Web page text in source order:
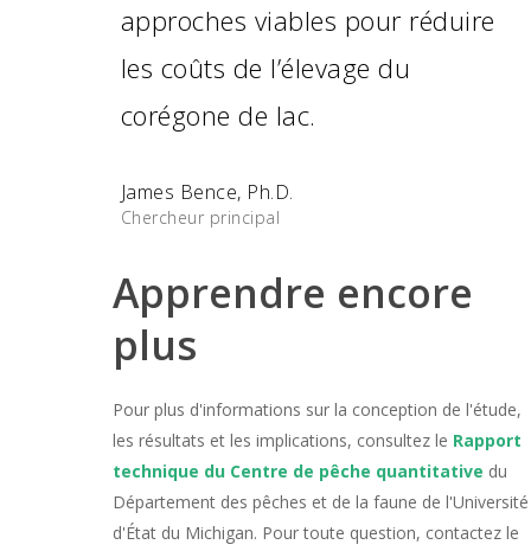
approches viables pour réduire
les coûts de l’élevage du
corégone de lac.
James Bence, Ph.D.
Chercheur principal
Apprendre encore
plus
Pour plus d'informations sur la conception de l'étude,
les résultats et les implications, consultez le Rapport
technique du Centre de pêche quantitative du
Département des pêches et de la faune de l'Université
d'État du Michigan. Pour toute question, contactez le